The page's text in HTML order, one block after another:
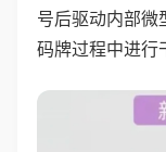
号后驱动内部微
码牌过程中进行